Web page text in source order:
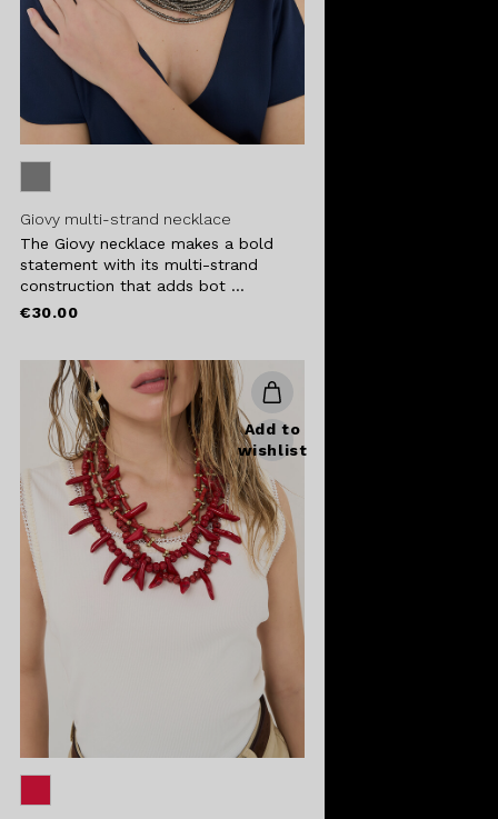
Giovy multi-strand necklace
The Giovy necklace makes a bold
statement with its multi-strand
construction that adds bot ...
€30.00
Add to
wishlist